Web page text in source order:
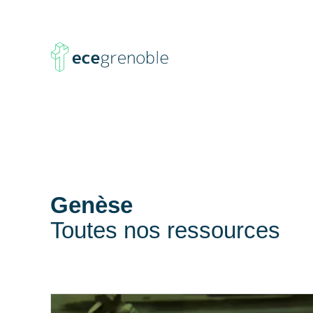
ECE
Genèse
Toutes nos ressources